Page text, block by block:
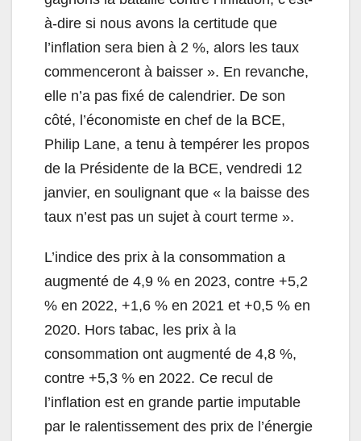
à-dire si nous avons la certitude que
l’inflation sera bien à 2 %, alors les taux
commenceront à baisser ». En revanche,
elle n’a pas fixé de calendrier. De son
côté, l’économiste en chef de la BCE,
Philip Lane, a tenu à tempérer les propos
de la Présidente de la BCE, vendredi 12
janvier, en soulignant que « la baisse des
taux n’est pas un sujet à court terme ».
L’indice des prix à la consommation a
augmenté de 4,9 % en 2023, contre +5,2
% en 2022, +1,6 % en 2021 et +0,5 % en
2020. Hors tabac, les prix à la
consommation ont augmenté de 4,8 %,
contre +5,3 % en 2022. Ce recul de
l’inflation est en grande partie imputable
par le ralentissement des prix de l’énergie